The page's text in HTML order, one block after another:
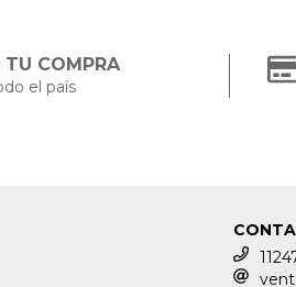
TU COMPRA
el país